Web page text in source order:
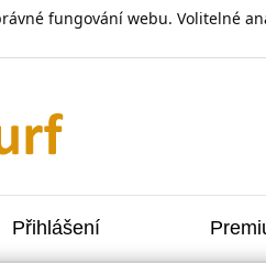
fungování webu. Volitelné
Přihlášení